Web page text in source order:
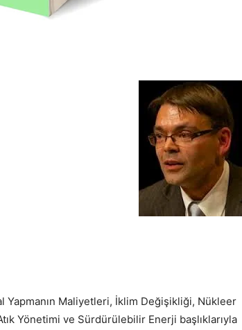
Yapmanın Maliyetleri, İklim Değişikliği, Nükleer
Yönetimi ve Sürdürülebilir Enerji başlıklarıyla